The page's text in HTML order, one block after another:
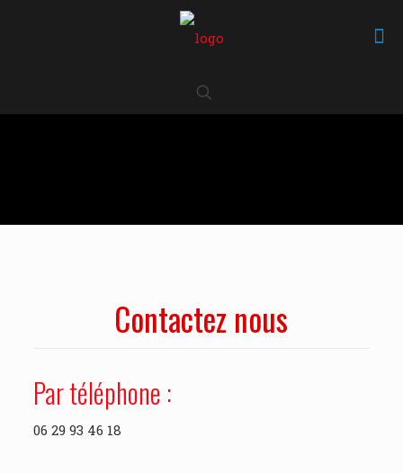
Contactez nous
Par téléphone :
06 29 93 46 18